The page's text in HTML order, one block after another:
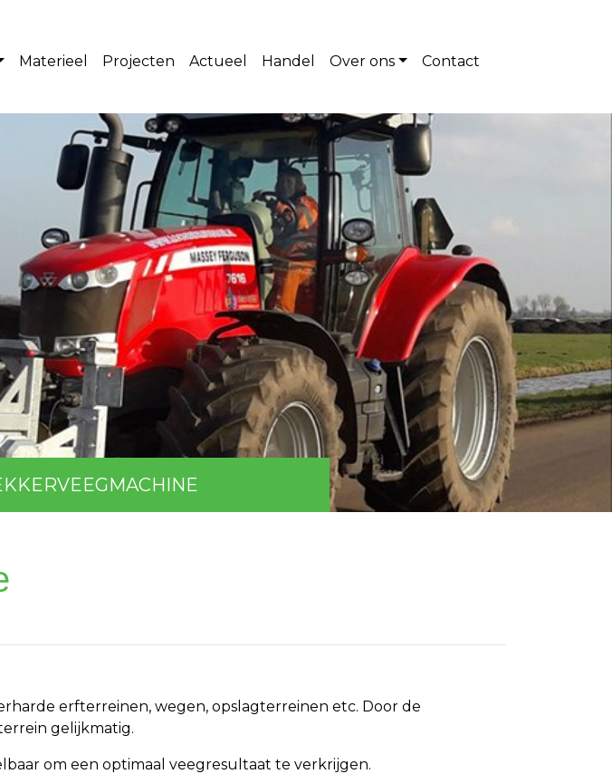
Materieel Projecten Actueel Handel Over ons Contact
erfterreinen, wegen, opslagterreinen etc. Door de
gelijkmatig.
om een optimaal veegresultaat te verkrijgen.